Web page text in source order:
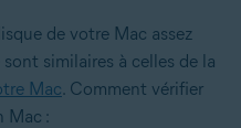
de votre Mac assez
similaires à celles de la
Mac. Comment vérifier
Mac :